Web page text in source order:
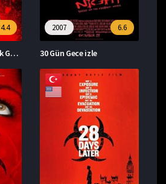
4.4
30 Gün Gece 2 Karanlık Günler izle
6.6
2007
30 Gün Gece izle